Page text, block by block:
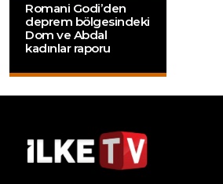
Romani Godi’den
deprem bölgesindeki
Dom ve Abdal
kadınlar raporu